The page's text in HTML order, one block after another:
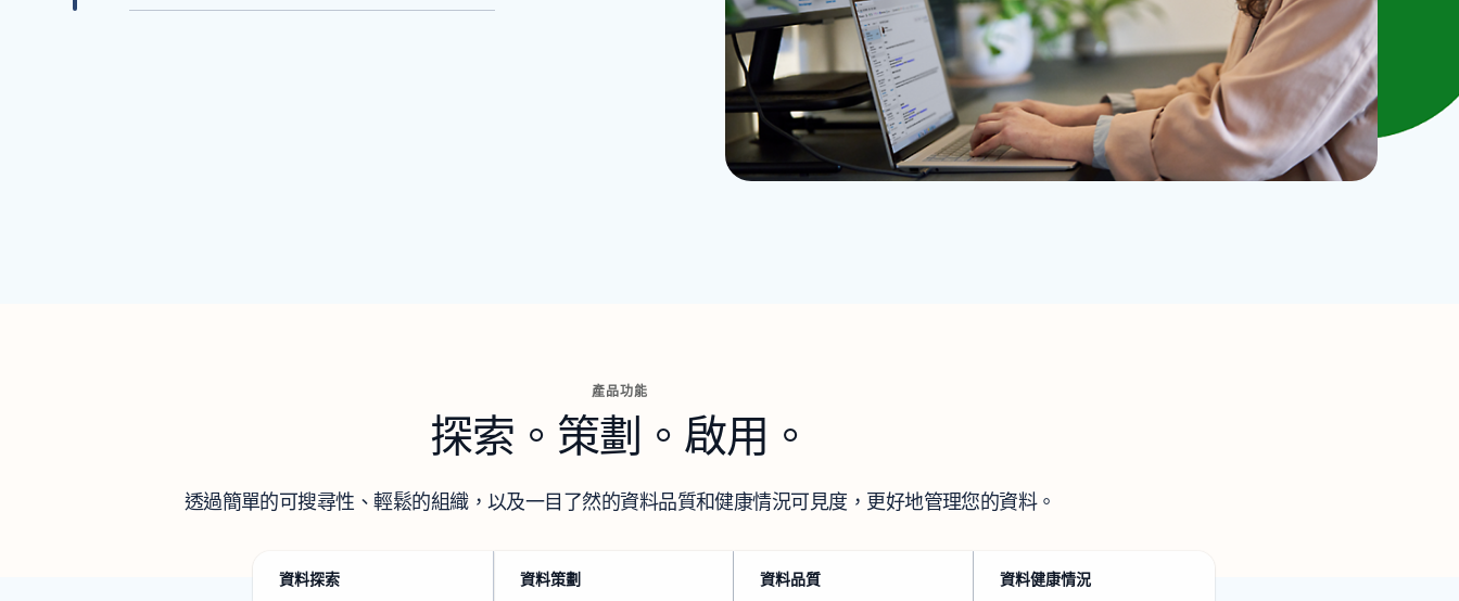
產品功能
探索。策劃。啟用。
透過簡單的可搜尋性、輕鬆的組織，以及一目了然的資料品質和健康情況可見度，更好地管理您的資料。
資料探索 資料策劃 資料品質 資料健康情況